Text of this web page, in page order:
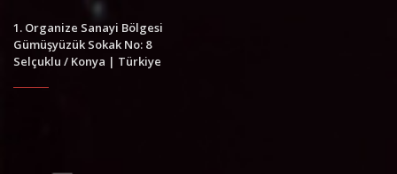
1. Organize Sanayi Bölgesi
Gümüşyüzük Sokak No: 8
Selçuklu / Konya | Türkiye